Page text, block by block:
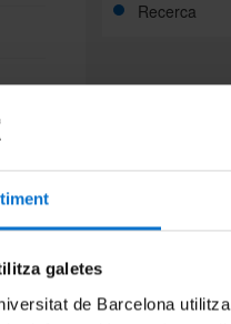
galetes
de Barcelona
Recerca